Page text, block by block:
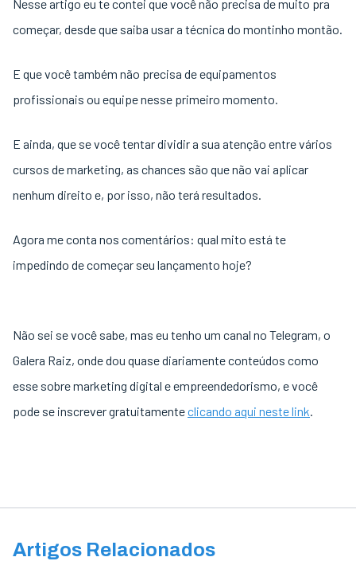
Nesse artigo eu te contei que você não precisa de muito pra
começar, desde que saiba usar a técnica do montinho montão.
E que você também não precisa de equipamentos
profissionais ou equipe nesse primeiro momento.
E ainda, que se você tentar dividir a sua atenção entre vários
cursos de marketing, as chances são que não vai aplicar
nenhum direito e, por isso, não terá resultados.
Agora me conta nos comentários: qual mito está te
impedindo de começar seu lançamento hoje?
Não sei se você sabe, mas eu tenho um canal no Telegram, o
Galera Raiz, onde dou quase diariamente conteúdos como
esse sobre marketing digital e empreendedorismo, e você
pode se inscrever gratuitamenteclicando aqui neste link.
Artigos Relacionados